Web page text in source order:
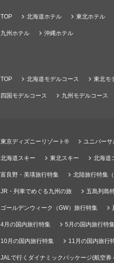
TOP 北海道ホテル 東北ホテル
九州ホテル 沖縄ホテル
TOP 北海道モデルコース 東北モ
四国モデルコース 九州モデルコース
東京ディズニーリゾート® ユニバー
北海道スキー 東北スキー 北海道
富良野・美瑛旅行特集 北陸旅行特集（
JR・列車でめぐる九州の旅 五島列島
ゴールデンウィーク（GW）旅行特集
4月の国内旅行特集 5月の国内旅行特
10月の国内旅行特集 11月の国内旅行
JALで行くダイナミックパッケージ(航空券